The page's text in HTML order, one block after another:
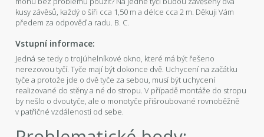
kusy závěsů, každý o šíři cca 1,50 m a délce cca 2 m. Děkuji Vám
předem za odpověď a radu. B. C.
Vstupní informace:
Jedná se tedy o trojúhelníkové okno, které má být řešeno
nerezovou tyčí. Tyče mají být dokonce dvě. Uchycení na začátku
tyče a protože jde o dvě tyče za sebou, musí být uchycení
realizované do stěny a né do stropu. V případě montáže do stropu
by nešlo o dvoutyče, ale o monotyče přišroubované rovnoběžně
v patřičné vzdálenosti od sebe.